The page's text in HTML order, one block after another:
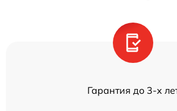
Гарантия до 3-х